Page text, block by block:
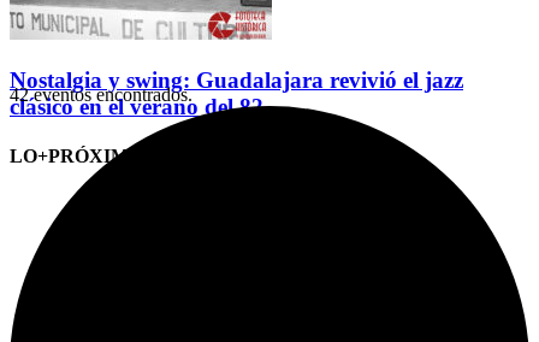
Nostalgia y swing: Guadalajara revivió el jazz
clásico en el verano del 82
LO+PRÓXIMO (CITAS)
42 eventos encontrados.